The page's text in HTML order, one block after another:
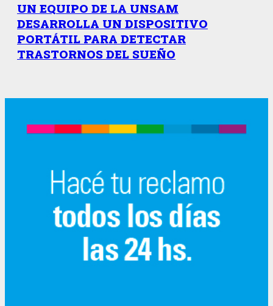
UN EQUIPO DE LA UNSAM
DESARROLLA UN DISPOSITIVO
PORTÁTIL PARA DETECTAR
TRASTORNOS DEL SUEÑO